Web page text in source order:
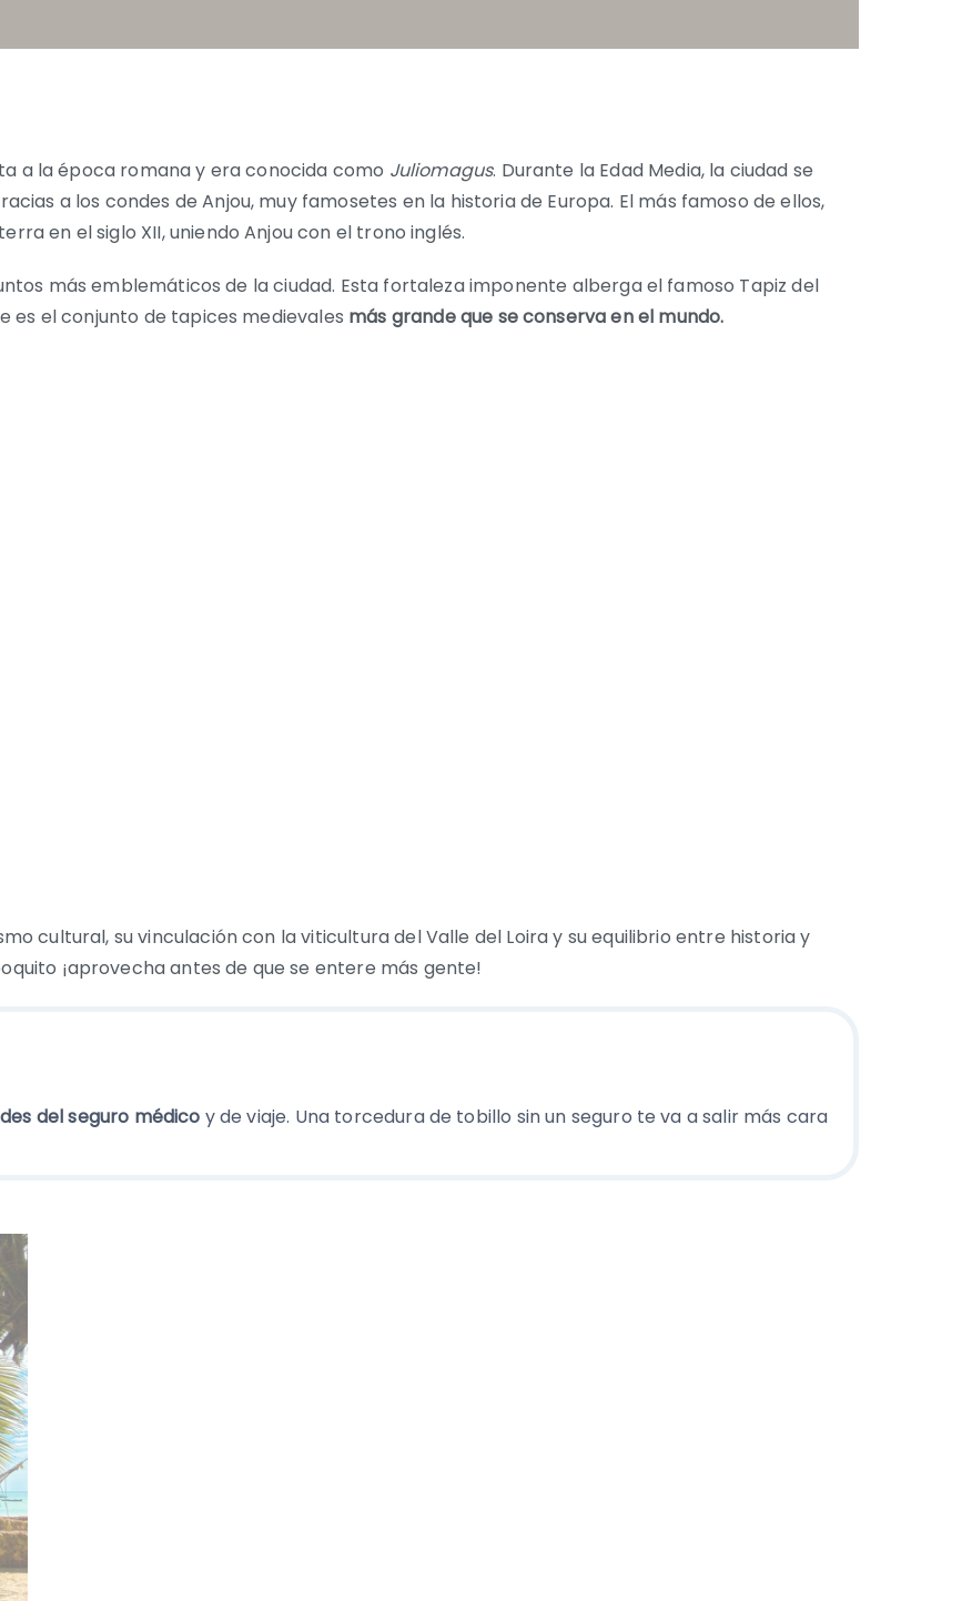
a la época romana y era conocida como Juliomagus. Durante la Edad Media, la ciudad se
a los condes de Anjou, muy famosetes en la historia de Europa. El más famoso de ellos,
en el siglo XII, uniendo Anjou con el trono inglés.
más emblemáticos de la ciudad. Esta fortaleza imponente alberga el famoso Tapiz del
es el conjunto de tapices medievales más grande que se conserva en el mundo.
cultural, su vinculación con la viticultura del Valle del Loira y su equilibrio entre historia y
¡aprovecha antes de que se entere más gente!
del seguro médico y de viaje. Una torcedura de tobillo sin un seguro te va a salir más cara